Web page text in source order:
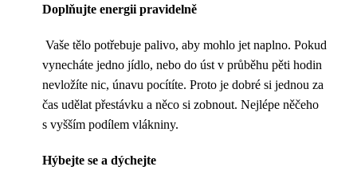
Doplňujte energii pravidelně
Vaše tělo potřebuje palivo, aby mohlo jet naplno. Pokud
vynecháte jedno jídlo, nebo do úst v průběhu pěti hodin
nevložíte nic, únavu pocítíte. Proto je dobré si jednou za
čas udělat přestávku a něco si zobnout. Nejlépe něčeho
s vyšším podílem vlákniny.
Hýbejte se a dýchejte